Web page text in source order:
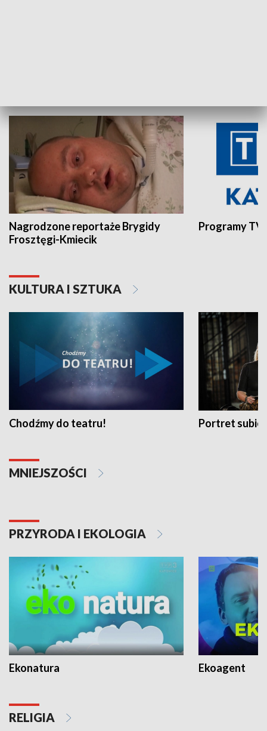
Nagrodzone reportaże Brygidy
Frosztęgi-Kmiecik
Programy
KULTURA I SZTUKA
Chodźmy do teatru! Portret
MNIEJSZOŚCI
PRZYRODA I EKOLOGIA
Ekonatura Ekoagent
RELIGIA